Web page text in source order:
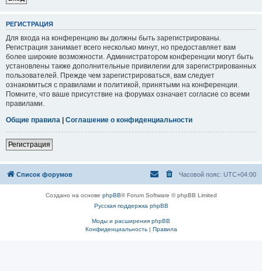
РЕГИСТРАЦИЯ
Для входа на конференцию вы должны быть зарегистрированы.
Регистрация занимает всего несколько минут, но предоставляет вам
более широкие возможности. Администратором конференции могут быть
установлены также дополнительные привилегии для зарегистрированных
пользователей. Прежде чем зарегистрироваться, вам следует
ознакомиться с правилами и политикой, принятыми на конференции.
Помните, что ваше присутствие на форумах означает согласие со всеми
правилами.
Общие правила | Соглашение о конфиденциальности
Регистрация
Список форумов Часовой пояс: UTC+04:00
Создано на основе phpBB® Forum Software © phpBB Limited
Русская поддержка phpBB
Моды и расширения phpBB
Конфиденциальность| Правила